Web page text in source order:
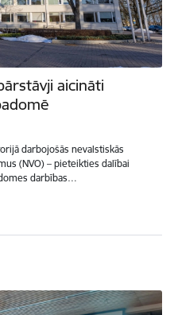
aicināti
darbojošās nevalstiskās
(NVO) – pieteikties dalībai
darbības…